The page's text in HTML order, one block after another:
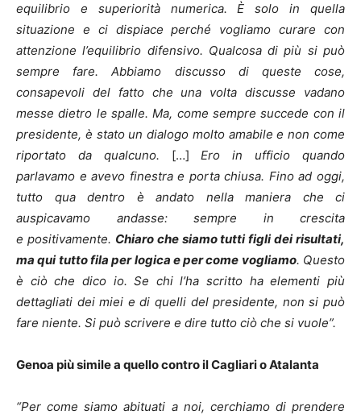
equilibrio e superiorità numerica. È solo in quella
situazione e ci dispiace perché vogliamo curare con
attenzione l’equilibrio difensivo. Qualcosa di più si può
sempre fare. Abbiamo discusso di queste cose,
consapevoli del fatto che una volta discusse vadano
messe dietro le spalle. Ma, come sempre succede con il
presidente, è stato un dialogo molto amabile e non come
riportato da qualcuno. […]Ero in ufficio quando
parlavamo e avevo finestra e porta chiusa. Fino ad oggi,
tutto qua dentro è andato nella maniera che ci
auspicavamo andasse: sempre in crescita
e positivamente. Chiaro che siamo tutti figli dei risultati,
ma qui tutto fila per logica e per come vogliamo. Questo
è ciò che dico io. Se chi l’ha scritto ha elementi più
dettagliati dei miei e di quelli del presidente, non si può
fare niente. Si può scrivere e dire tutto ciò che si vuole”.
Genoa più simile a quello contro il Cagliari o Atalanta
“Per come siamo abituati a noi, cerchiamo di prendere